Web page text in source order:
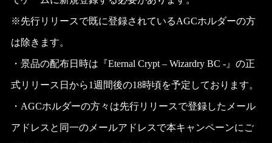
※先行リリースで既に登録されているAGCホルダーの方
は除きます。
・景品の配布日時は『Eternal Crypt – Wizardry BC -』の正
式リリース日から1週間後の18時頃を予定しております。
・AGCホルダーの方々は先行リリースで登録したメール
アドレスと同一のメールアドレスで本キャンペーンにご